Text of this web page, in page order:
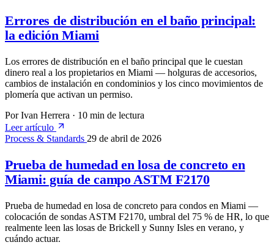
Errores de distribución en el baño principal:
la edición Miami
Los errores de distribución en el baño principal que le cuestan
dinero real a los propietarios en Miami — holguras de accesorios,
cambios de instalación en condominios y los cinco movimientos de
plomería que activan un permiso.
Por Ivan Herrera · 10 min de lectura
Leer artículo
Process & Standards 29 de abril de 2026
Prueba de humedad en losa de concreto en
Miami: guía de campo ASTM F2170
Prueba de humedad en losa de concreto para condos en Miami —
colocación de sondas ASTM F2170, umbral del 75 % de HR, lo que
realmente leen las losas de Brickell y Sunny Isles en verano, y
cuándo actuar.